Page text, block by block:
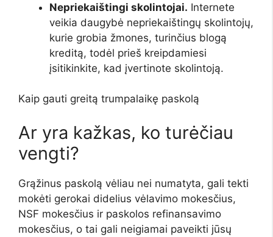
Nepriekaištingi skolintojai. Internete
veikia daugybė nepriekaištingų skolintojų,
kurie grobia žmones, turinčius blogą
kreditą, todėl prieš kreipdamiesi
įsitikinkite, kad įvertinote skolintoją.
Kaip gauti greitą trumpalaikę paskolą
Ar yra kažkas, ko turėčiau
vengti?
Grąžinus paskolą vėliau nei numatyta, gali tekti
mokėti gerokai didelius vėlavimo mokesčius,
NSF mokesčius ir paskolos refinansavimo
mokesčius, o tai gali neigiamai paveikti jūsų